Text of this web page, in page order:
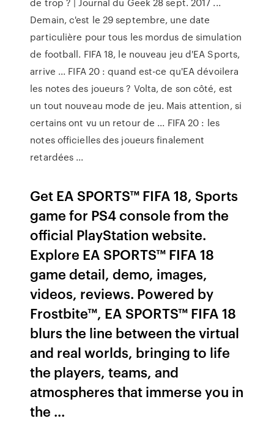
Demain, c'est le 29 septembre, une date
particulière pour tous les mordus de simulation
de football. FIFA 18, le nouveau jeu d'EA Sports,
arrive ... FIFA 20 : quand est-ce qu'EA dévoilera
les notes des joueurs ? Volta, de son côté, est
un tout nouveau mode de jeu. Mais attention, si
certains ont vu un retour de ... FIFA 20 : les
notes officielles des joueurs finalement
retardées ...
Get EA SPORTS™ FIFA 18, Sports
game for PS4 console from the
official PlayStation website.
Explore EA SPORTS™ FIFA 18
game detail, demo, images,
videos, reviews. Powered by
Frostbite™, EA SPORTS™ FIFA 18
blurs the line between the virtual
and real worlds, bringing to life
the players, teams, and
atmospheres that immerse you in
the ...